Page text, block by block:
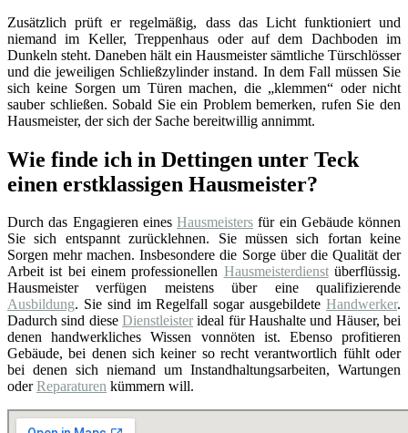
Zusätzlich prüft er regelmäßig, dass das Licht funktioniert und
niemand im Keller, Treppenhaus oder auf dem Dachboden im
Dunkeln steht. Daneben hält ein Hausmeister sämtliche Türschlösser
und die jeweiligen Schließzylinder instand. In dem Fall müssen Sie
sich keine Sorgen um Türen machen, die „klemmen“ oder nicht
sauber schließen. Sobald Sie ein Problem bemerken, rufen Sie den
Hausmeister, der sich der Sache bereitwillig annimmt.
Wie finde ich in Dettingen unter Teck
einen erstklassigen Hausmeister?
Durch das Engagieren eines Hausmeisters für ein Gebäude können
Sie sich entspannt zurücklehnen. Sie müssen sich fortan keine
Sorgen mehr machen. Insbesondere die Sorge über die Qualität der
Arbeit ist bei einem professionellen Hausmeisterdienstüberflüssig.
Hausmeister verfügen meistens über eine qualifizierende
Ausbildung. Sie sind im Regelfall sogar ausgebildete Handwerker.
Dadurch sind diese Dienstleister ideal für Haushalte und Häuser, bei
denen handwerkliches Wissen vonnöten ist. Ebenso profitieren
Gebäude, bei denen sich keiner so recht verantwortlich fühlt oder
bei denen sich niemand um Instandhaltungsarbeiten, Wartungen
oderReparaturen kümmern will.